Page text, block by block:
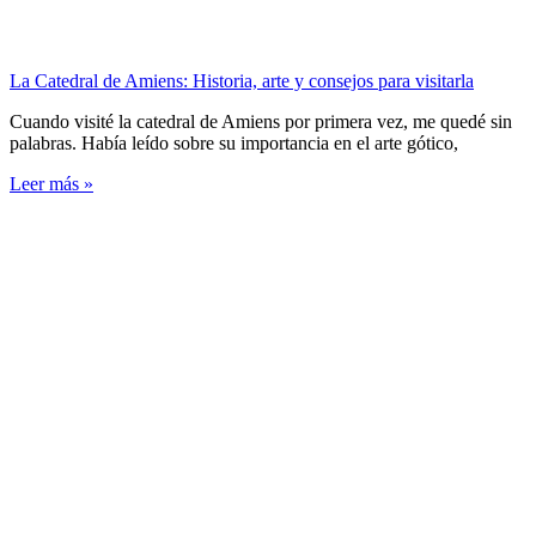
La Catedral de Amiens: Historia, arte y consejos para visitarla
Cuando visité la catedral de Amiens por primera vez, me quedé sin
palabras. Había leído sobre su importancia en el arte gótico,
Leer más »